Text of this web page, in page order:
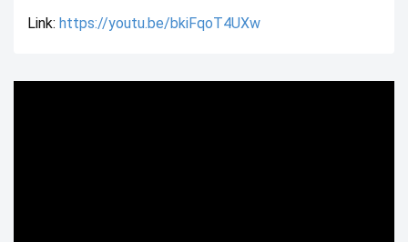
Link: https://youtu.be/bkiFqoT4UXw